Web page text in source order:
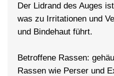
Der Lidrand des Auges
was zu Irritationen und
und Bindehaut führt.
Betroffene Rassen:
Rassen wie Perser und